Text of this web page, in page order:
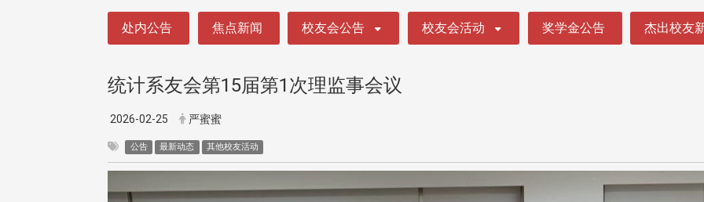
处内公告 焦点新闻 校友会公告 校友会活动 奖学金公告 杰出校友
统计系友会第15届第1次理监事会议
2026-02-25 严蜜蜜
公告 最新动态 其他校友活动